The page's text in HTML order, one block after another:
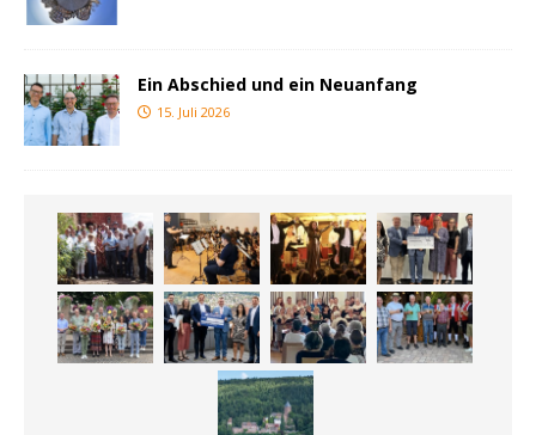
Ein Abschied und ein Neuanfang
15. Juli 2026